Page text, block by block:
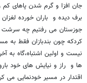
جان افزا و گرم شدن پاهای کم
برف دیده و باران خورده
جوزستان می رفتیم چه سرشت
کردکه چون بندبازان فقط به
نیست و اولین اشتباه،گاه به
ها و راز و نیایش های خود
اقتدار در مسیر خودنمایی می